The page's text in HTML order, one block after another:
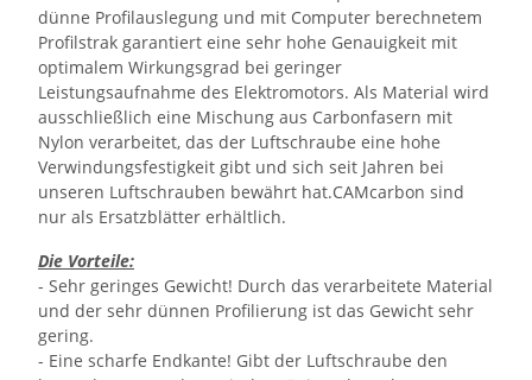
dünne Profilauslegung und mit Computer berechnetem
Profilstrak garantiert eine sehr hohe Genauigkeit mit
optimalem Wirkungsgrad bei geringer
Leistungsaufnahme des Elektromotors. Als Material wird
ausschließlich eine Mischung aus Carbonfasern mit
Nylon verarbeitet, das der Luftschraube eine hohe
Verwindungsfestigkeit gibt und sich seit Jahren bei
unseren Luftschrauben bewährt hat.CAMcarbon sind
nur als Ersatzblätter erhältlich.
Die Vorteile:
- Sehr geringes Gewicht! Durch das verarbeitete Material
und der sehr dünnen Profilierung ist das Gewicht sehr
gering.
- Eine scharfe Endkante! Gibt der Luftschraube den